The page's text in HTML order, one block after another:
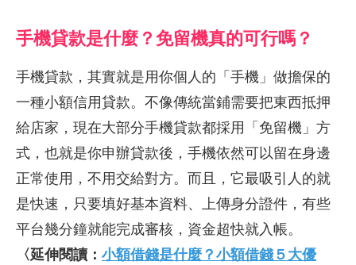
手機貸款是什麼？免留機真的可行嗎？
手機貸款，其實就是用你個人的「手機」做擔保的
一種小額信用貸款。不像傳統當鋪需要把東西抵押
給店家，現在大部分手機貸款都採用「免留機」方
式，也就是你申辦貸款後，手機依然可以留在身邊
正常使用，不用交給對方。而且，它最吸引人的就
是快速，只要填好基本資料、上傳身分證件，有些
平台幾分鐘就能完成審核，資金超快就入帳。
〈延伸閱讀： 小額借錢是什麼？小額借錢５大優